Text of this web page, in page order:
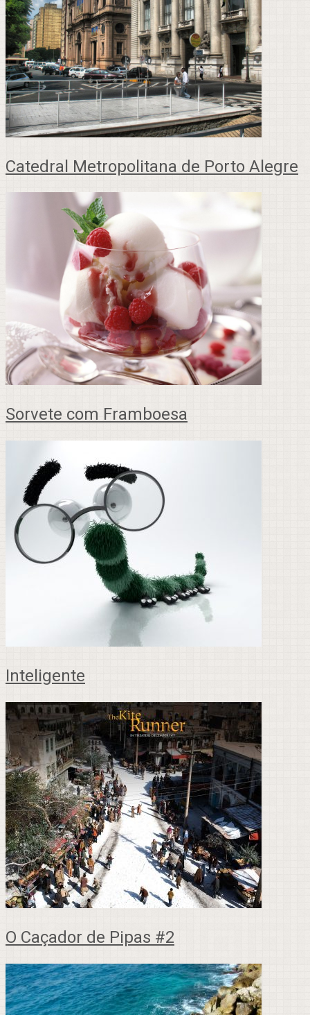
Catedral Metropolitana de Porto Alegre
Sorvete com Framboesa
Inteligente
O Caçador de Pipas #2